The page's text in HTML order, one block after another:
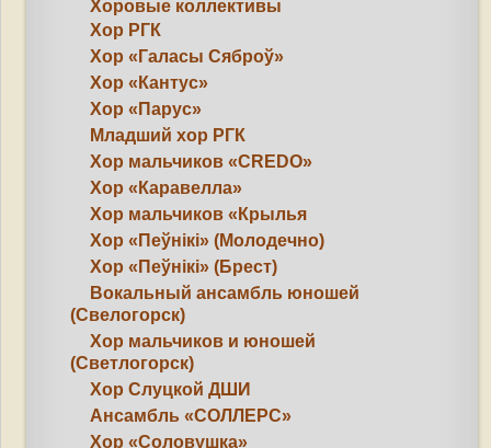
Хоровые коллективы
Хор РГК
Хор «Галасы Сяброў»
Хор «Кантус»
Хор «Парус»
Младший хор РГК
Хор мальчиков «CREDO»
Хор «Каравелла»
Хор мальчиков «Крылья
Хор «Пеўнікі» (Молодечно)
Хор «Пеўнікі» (Брест)
Вокальный ансамбль юношей
(Свелогорск)
Хор мальчиков и юношей
(Светлогорск)
Хор Слуцкой ДШИ
Ансамбль «СОЛЛЕРС»
Хор «Соловушка»